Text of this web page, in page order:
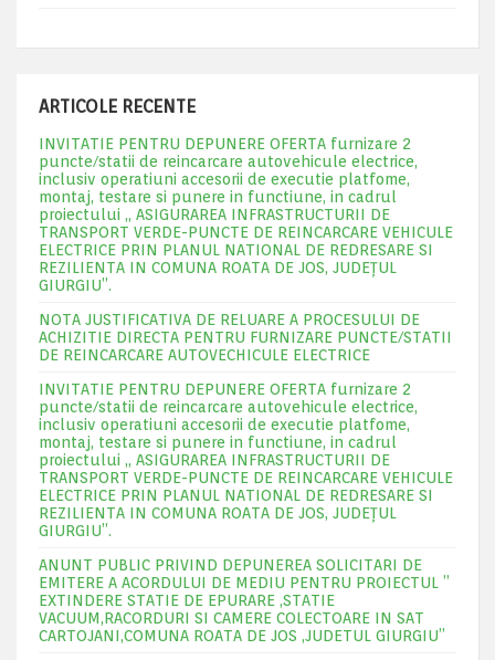
ARTICOLE RECENTE
INVITATIE PENTRU DEPUNERE OFERTA furnizare 2
puncte/statii de reincarcare autovehicule electrice,
inclusiv operatiuni accesorii de executie platfome,
montaj, testare si punere in functiune, in cadrul
proiectului „ ASIGURAREA INFRASTRUCTURII DE
TRANSPORT VERDE-PUNCTE DE REINCARCARE VEHICULE
ELECTRICE PRIN PLANUL NATIONAL DE REDRESARE SI
REZILIENTA IN COMUNA ROATA DE JOS, JUDEŢUL
GIURGIU”.
NOTA JUSTIFICATIVA DE RELUARE A PROCESULUI DE
ACHIZITIE DIRECTA PENTRU FURNIZARE PUNCTE/STATII
DE REINCARCARE AUTOVECHICULE ELECTRICE
INVITATIE PENTRU DEPUNERE OFERTA furnizare 2
puncte/statii de reincarcare autovehicule electrice,
inclusiv operatiuni accesorii de executie platfome,
montaj, testare si punere in functiune, in cadrul
proiectului „ ASIGURAREA INFRASTRUCTURII DE
TRANSPORT VERDE-PUNCTE DE REINCARCARE VEHICULE
ELECTRICE PRIN PLANUL NATIONAL DE REDRESARE SI
REZILIENTA IN COMUNA ROATA DE JOS, JUDEŢUL
GIURGIU”.
ANUNT PUBLIC PRIVIND DEPUNEREA SOLICITARI DE
EMITERE A ACORDULUI DE MEDIU PENTRU PROIECTUL ”
EXTINDERE STATIE DE EPURARE ,STATIE
VACUUM,RACORDURI SI CAMERE COLECTOARE IN SAT
CARTOJANI,COMUNA ROATA DE JOS ,JUDETUL GIURGIU”